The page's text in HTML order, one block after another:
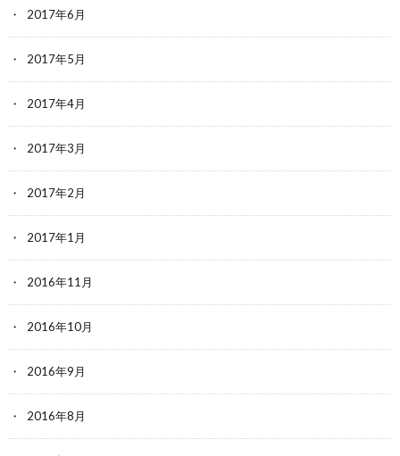
2017年6月
2017年5月
2017年4月
2017年3月
2017年2月
2017年1月
2016年11月
2016年10月
2016年9月
2016年8月